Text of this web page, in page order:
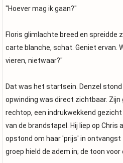
"Hoever mag ik gaan?"
Floris glimlachte breed en spreidde
carte blanche, schat. Geniet ervan.
vieren, nietwaar?"
Dat was het startsein. Denzel stond
opwinding was direct zichtbaar.
rechtop, een indrukwekkend
van de brandstapel. Hij liep op
opstond om haar 'prijs' in ontvangst
groep hield de adem in; de toon voor